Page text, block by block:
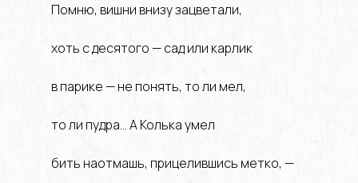
Помню, вишни внизу зацветали,
хоть с десятого — сад или карлик
в парике — не понять, то ли мел,
то ли пудра… А Колька умел
бить наотмашь, прицелившись метко, —